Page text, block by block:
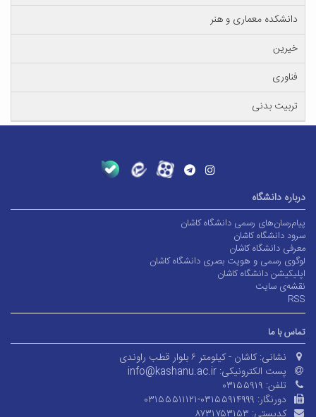
دانشکده معماری و هنر
خیرین
فناوری
تربیت بدنی
درباره دانشگاه
پیام‌رسان‌های رسمی دانشگاه کاشان
سرود دانشگاه کاشان
معرفی دانشگاه کاشان
لوگوی رسمی و هویت بصری دانشگاه کاشان
اپلیکیشن دانشگاه کاشان
نقشه‌ی سایت
RSS
تماس با ما
نشانی: کاشان - کیلومتر ۶ بلوار قطب راوندی
پست الکترونیکی: info@kashanu.ac.ir
تلفن: ۰۳۱۵۵۹۱۹
دورنگار: ۰۳۱۵۵۵۱۱۱۲۱-۰۳۱۵۵۹۱۴۹۹۹